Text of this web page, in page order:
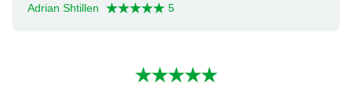
Adrian Shtillen 5